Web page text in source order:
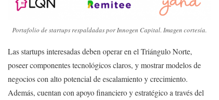
Portafolio de startups respaldadas por Innogen Capital. Imagen cortesía.
Las startups interesadas deben operar en el Triángulo Norte,
poseer componentes tecnológicos claros, y mostrar modelos de
negocios con alto potencial de escalamiento y crecimiento.
Además, cuentan con apoyo financiero y estratégico a través del